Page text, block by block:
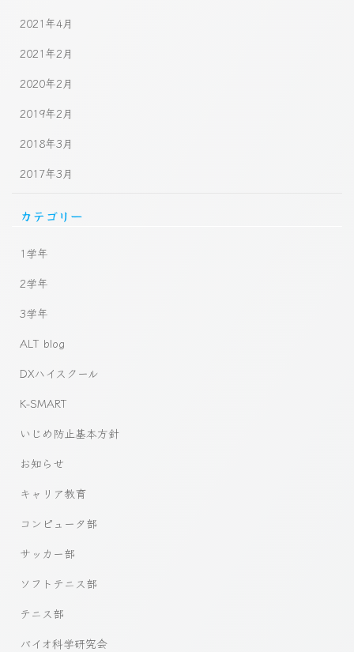
2021年4月
2021年2月
2020年2月
2019年2月
2018年3月
2017年3月
カテゴリー
1学年
2学年
3学年
ALT blog
DXハイスクール
K-SMART
いじめ防止基本方針
お知らせ
キャリア教育
コンピュータ部
サッカー部
ソフトテニス部
テニス部
バイオ科学研究会